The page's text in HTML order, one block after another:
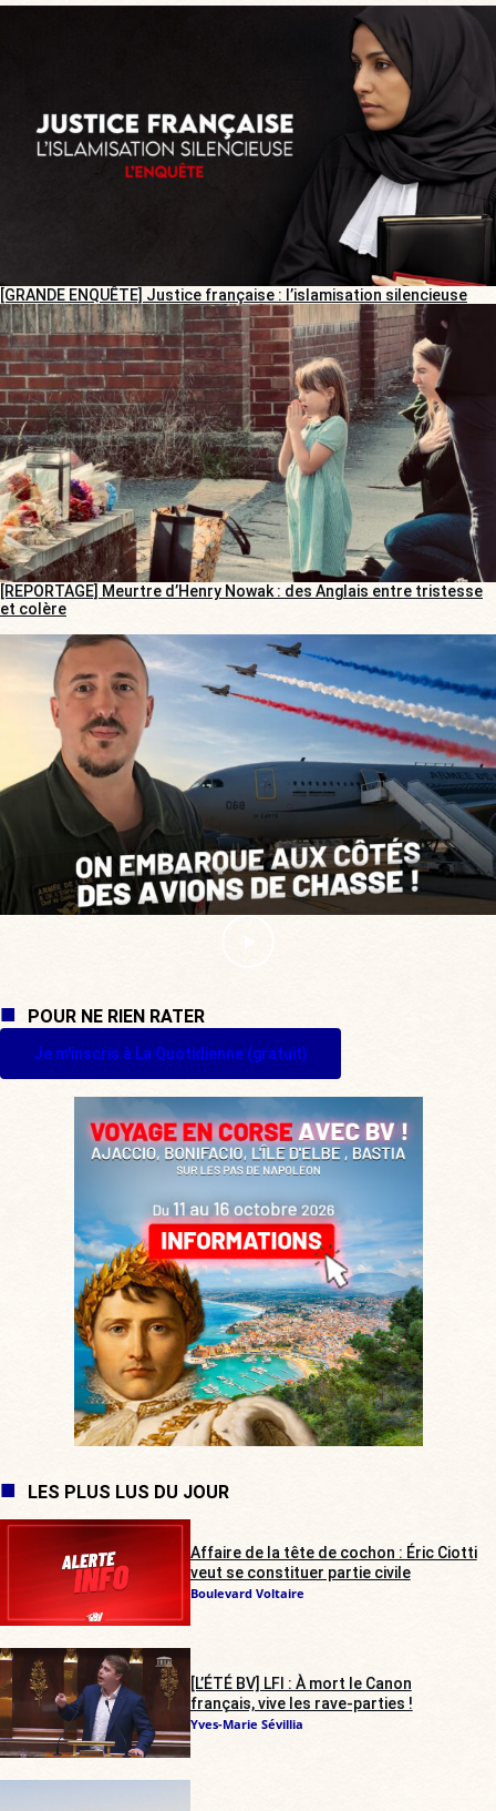
[GRANDE ENQUÊTE] Justice française : l’islamisation silencieuse
[REPORTAGE] Meurtre d’Henry Nowak : des Anglais entre tristesse
et colère
POUR NE RIEN RATER
Je m'inscris à La Quotidienne (gratuit)
LES PLUS LUS DU JOUR
Affaire de la tête de cochon : Éric Ciotti
veut se constituer partie civile
Boulevard Voltaire
[L’ÉTÉ BV] LFI : À mort le Canon
français, vive les rave-parties !
Yves-Marie Sévillia